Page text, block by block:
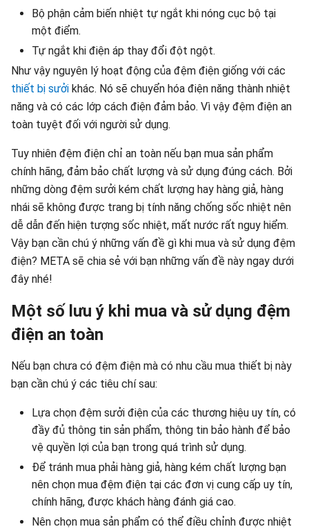
Bộ phận cảm biến nhiệt tự ngắt khi nóng cục bộ tại
một điểm.
Tự ngắt khi điện áp thay đổi đột ngột.
Như vậy nguyên lý hoạt động của đệm điện giống với các
thiết bị sưởi khác. Nó sẽ chuyển hóa điện năng thành nhiệt
năng và có các lớp cách điện đảm bảo. Vì vậy đệm điện an
toàn tuyệt đối với người sử dụng.
Tuy nhiên đệm điện chỉ an toàn nếu bạn mua sản phẩm
chính hãng, đảm bảo chất lượng và sử dụng đúng cách. Bởi
những dòng đệm sưởi kém chất lượng hay hàng giả, hàng
nhái sẽ không được trang bị tính năng chống sốc nhiệt nên
dễ dẫn đến hiện tượng sốc nhiệt, mất nước rất nguy hiểm.
Vậy bạn cần chú ý những vấn đề gì khi mua và sử dụng đệm
điện? META sẽ chia sẻ với bạn những vấn đề này ngay dưới
đây nhé!
Một số lưu ý khi mua và sử dụng đệm
điện an toàn
Nếu bạn chưa có đệm điện mà có nhu cầu mua thiết bị này
bạn cần chú ý các tiêu chí sau:
Lựa chọn đệm sưởi điện của các thương hiệu uy tín, có
đầy đủ thông tin sản phẩm, thông tin bảo hành để bảo
vệ quyền lợi của bạn trong quá trình sử dụng.
Để tránh mua phải hàng giả, hàng kém chất lượng bạn
nên chọn mua đệm điện tại các đơn vị cung cấp uy tín,
chính hãng, được khách hàng đánh giá cao.
Nên chọn mua sản phẩm có thể điều chỉnh được nhiệt